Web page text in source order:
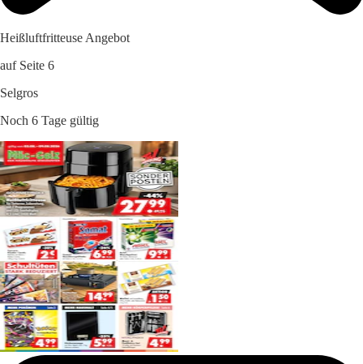
Heißluftfritteuse Angebot
auf Seite 6
Selgros
Noch 6 Tage gültig